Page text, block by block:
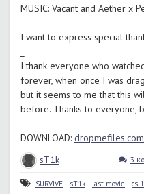
MUSIC: Vacant and Aether x
I want to express special
I thank everyone who
forever, when once I was
but it seems to me that this
before. Thanks to everyone,
DOWNLOAD:
sT1k
3
SURVIVE sT1k last movie cs